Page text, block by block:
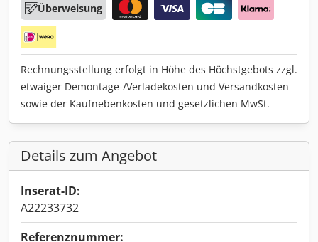
Überweisung
Rechnungsstellung erfolgt in Höhe des Höchstgebots zzgl.
etwaiger Demontage-/Verladekosten und Versandkosten
sowie der Kaufnebenkosten und gesetzlichen MwSt.
Details zum Angebot
Inserat-ID:
A22233732
Referenznummer: